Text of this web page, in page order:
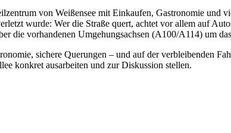
von Weißensee mit Einkaufen, Gastronomie und
wurde: Wer die Straße quert, achtet vor allem auf
die vorhandenen Umgehungsachsen (A100/A114) um
sichere Querungen – und auf der verbleibenden
konkret ausarbeiten und zur Diskussion stellen.